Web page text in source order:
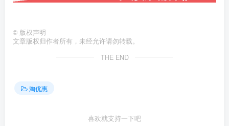
© 版权声明
文章版权归作者所有，未经允许请勿转载。
THE END
淘优惠
喜欢就支持一下吧